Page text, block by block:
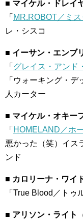
■ マイケル・ドレイ
「 MR.ROBOT／ミ
レ・シスコ
■ イーサン・エンブ
「 グレイス・アンド
「ウォーキング・
人カーター
■ マイケル・オキー
「 HOMELAND／ホ
悪かった（笑）イス
ンド
■ カロリーナ・ワイ
「True Blood／トゥ
■ アリソン・ライト